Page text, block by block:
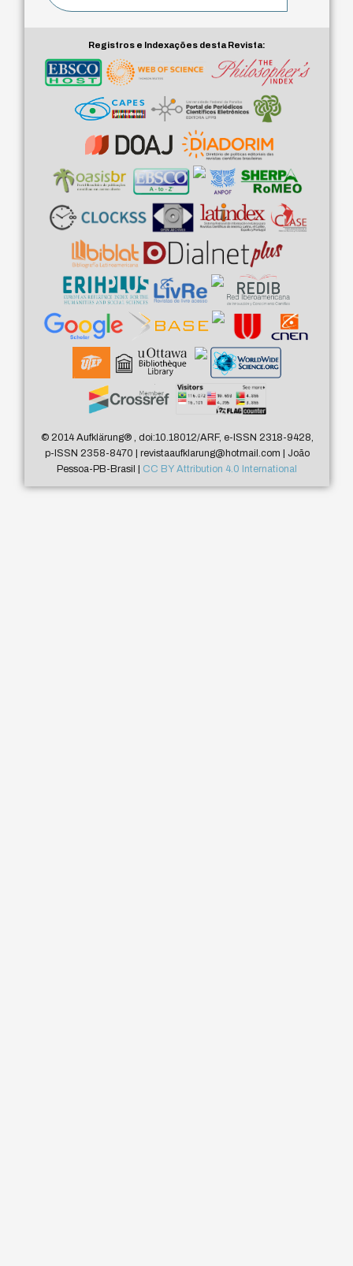
Registros e Indexações desta Revista:
© 2014 Aufklärung®, doi:10.18012/ARF, e-ISSN 2318-9428,
p-ISSN 2358-8470 | revistaaufklarung@hotmail.com | João
Pessoa-PB-Brasil | CC BY Attribution 4.0 International